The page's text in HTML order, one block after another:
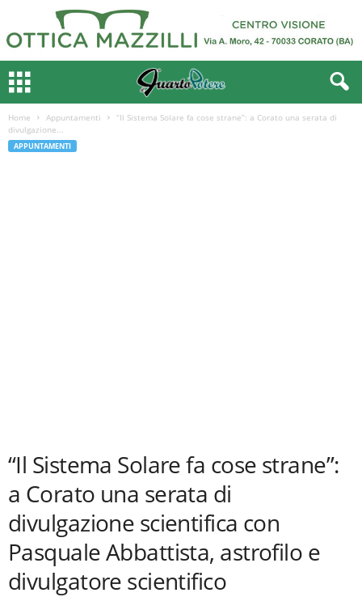
Home Appuntamenti
“Il Sistema Solare fa cose strane”: a Corato una serata di
divulgazione...
APPUNTAMENTI
“Il Sistema Solare fa cose strane”:
a Corato una serata di
divulgazione scientifica con
Pasquale Abbattista, astrofilo e
divulgatore scientifico